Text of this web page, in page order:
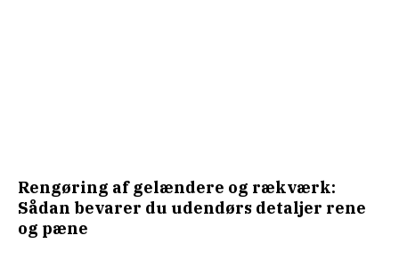
Rengøring af gelændere og rækværk:
Sådan bevarer du udendørs detaljer rene
og pæne